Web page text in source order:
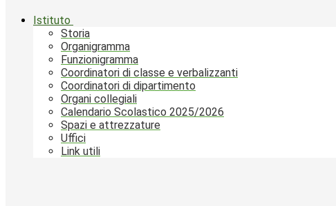
Istituto
Storia
Organigramma
Funzionigramma
Coordinatori di classe e verbalizzanti
Coordinatori di dipartimento
Organi collegiali
Calendario Scolastico 2025/2026
Spazi e attrezzature
Uffici
Link utili